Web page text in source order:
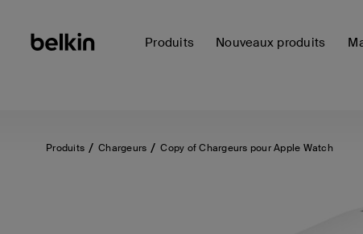
Produits Nouveaux produits
Produits Chargeurs Copy of Chargeurs pour Apple Watch